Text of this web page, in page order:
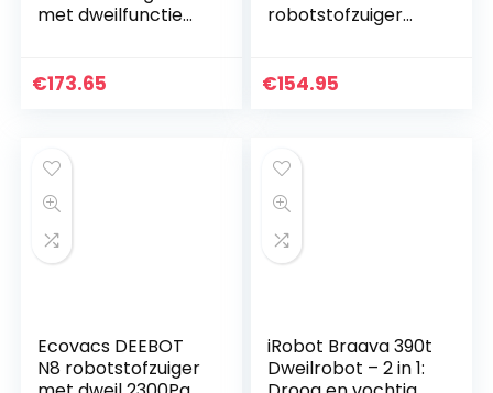
met dweilfunctie
€173.65
robotstofzuiger
90 minuten
€154.95
Ecovacs DEEBOT
N8 robotstofzuiger
iRobot Braava 390t
Dweilrobot – 2 in 1: